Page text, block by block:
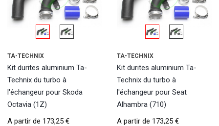
TA-TECHNIX
Kit durites aluminium Ta-
Technix du turbo à
l'échangeur pour Skoda
Octavia (1Z)
A partir de 173,25 €
TA-TECHNIX
Kit durites aluminium Ta-
Technix du turbo à
l'échangeur pour Seat
Alhambra (710)
A partir de 173,25 €